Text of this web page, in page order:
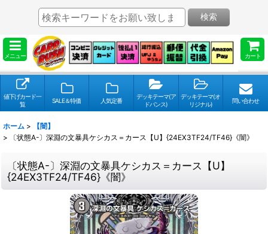
メニュー カート
検索
値下げカード一
覧
SALE＆特価 人気定番
デッキテーマ(ア
ドバンス)
デッキテーマ(オ
リジナル)
問い合わせ
ホーム >
【闇】
>
〔状態A-〕深淵の文暴具ケシカス＝カース【U】{24EX3TF24/TF46}《闇》
〔状態A-〕深淵の文暴具ケシカス＝カース【U】
{24EX3TF24/TF46}《闇》